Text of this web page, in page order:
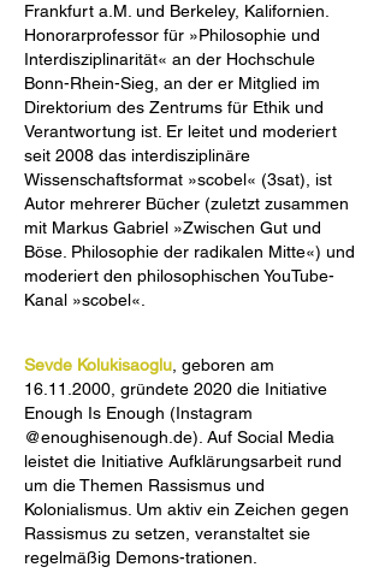
Frankfurt a.M. und Berkeley, Kalifornien.
Honorarprofessor für »Philosophie und
Interdisziplinarität« an der Hochschule
Bonn-Rhein-Sieg, an der er Mitglied im
Direktorium des Zentrums für Ethik und
Verantwortung ist. Er leitet und moderiert
seit 2008 das interdisziplinäre
Wissenschaftsformat »scobel« (3sat), ist
Autor mehrerer Bücher (zuletzt zusammen
mit Markus Gabriel »Zwischen Gut und
Böse. Philosophie der radikalen Mitte«) und
moderiert den philosophischen YouTube-
Kanal »scobel«.
Sevde Kolukisaoglu , geboren am
16.11.2000 , gründete 2020 die Initiative
Enough Is Enough (Instagram
@enoughisenough.de). Auf Social Media
leistet die Initiative Aufklärungsarbeit rund
um die Themen Rassismus und
Kolonialismus. Um aktiv ein Zeichen gegen
Rassismus zu setzen, veranstaltet sie
regelmäßig Demons-trationen.